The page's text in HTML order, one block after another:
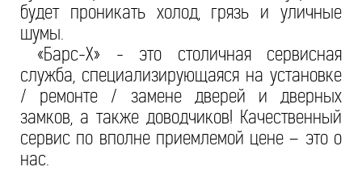
будет проникать холод, грязь и уличные
шумы.
«Барс-Х» - это столичная сервисная
служба, специализирующаяся на установке
/ ремонте / замене дверей и дверных
замков, а также доводчиков! Качественный
сервис по вполне приемлемой цене – это о
нас.